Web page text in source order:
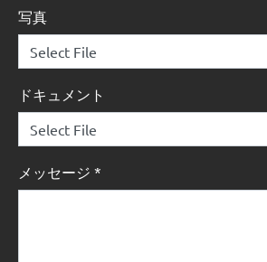
写真
Select File
ドキュメント
Select File
メッセージ *